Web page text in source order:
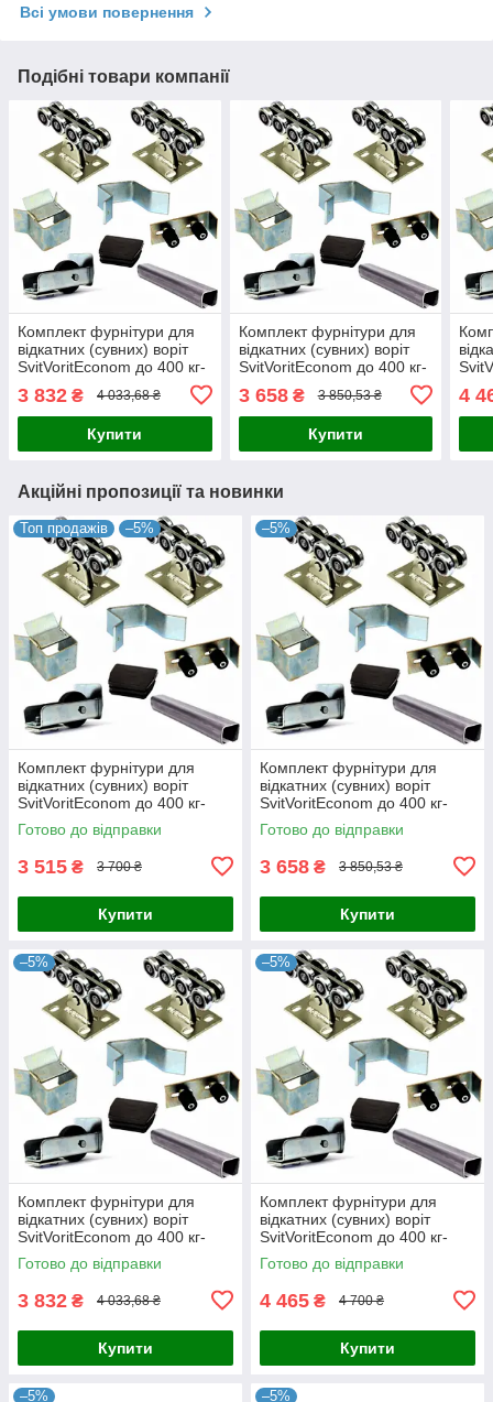
Всі умови повернення
Подібні товари компанії
Комплект фурнітури для
відкатних (сувних) воріт
SvitVoritEconom до 400 кг-
3 832 ₴ 4 033,68 ₴
Купити
Комплект фурнітури для
відкатних (сувних) воріт
SvitVoritEconom до 400 кг-
балка 3,0 мм, L-6метрів
3 658₴ 3 850,53 ₴
Купити
4
Акційні пропозиції та новинки
Топ продажів –5%
Комплект фурнітури для
відкатних (сувних) воріт
SvitVoritEconom до 400 кг-
балка 3,0 мм, L-5метрів
Готово до відправки
3 515 ₴ 3 700 ₴
Купити
–5%
Комплект фурнітури для
відкатних (сувних) воріт
SvitVoritEconom до 400 кг-
балка 3,0 мм, L-6метрів
Готово до відправки
3 658 ₴ 3 850,53 ₴
Купити
–5%
Комплект фурнітури для
відкатних (сувних) воріт
SvitVoritEconom до 400 кг-
балка 3,6 мм, L-5метрів
Готово до відправки
3 832 ₴ 4 033,68 ₴
Купити
–5%
Комплект фурнітури для
відкатних (сувних) воріт
SvitVoritEconom до 400 кг-
балка 3,6 мм, L-7метрів
Готово до відправки
4 465 ₴ 4 700 ₴
Купити
–5% –5%